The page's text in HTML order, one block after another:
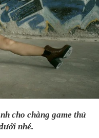
cho chàng game thủ
nhé.